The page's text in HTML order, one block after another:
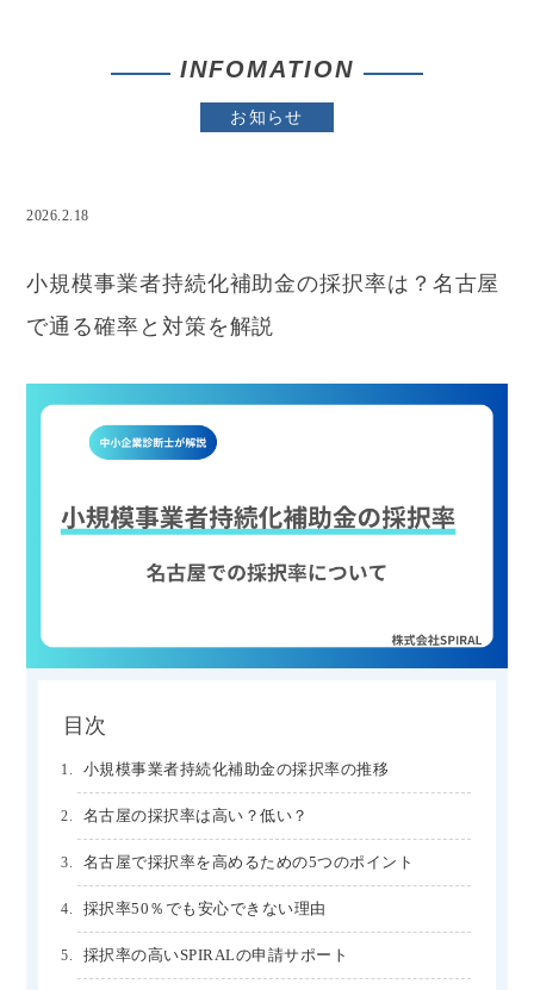
INFOMATION
お知らせ
2026.2.18
小規模事業者持続化補助金の採択率は？名古屋
で通る確率と対策を解説
目次
小規模事業者持続化補助金の採択率の推移
名古屋の採択率は高い？低い？
名古屋で採択率を高めるための5つのポイント
採択率50％でも安心できない理由
採択率の高いSPIRALの申請サポート